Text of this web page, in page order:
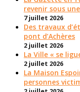
revenir sous
7 juillet 2026
Des travaux
pont d’Achères
2 juillet 2026
La Ville « se
2 juillet 2026
La Maison
personnes